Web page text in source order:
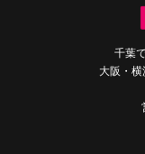
千葉
大阪・横